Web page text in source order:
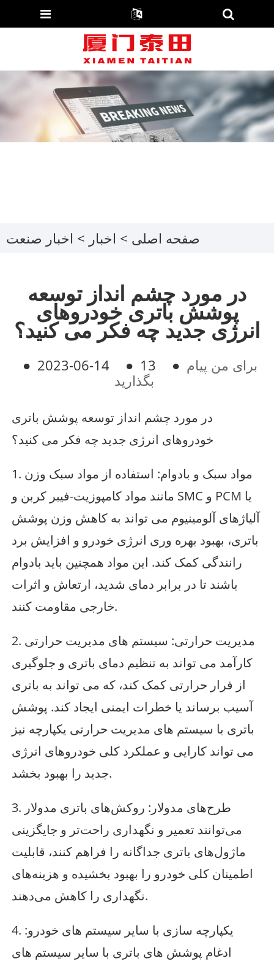
صفحه اصلی > اخبار > اخبار صنعت
در مورد چشم انداز توسعه
پوشش باتری خودروهای
انرژی جدید چه فکر می کنید؟
● 2023-06-14 ● 13 ● برای من پیام
بگذارید
در مورد چشم انداز توسعه پوشش باتری
خودروهای انرژی جدید چه فکر می کنید؟
1. مواد سبک و بادوام: استفاده از مواد سبک وزن
مانند مواد کامپوزیت-فیبر کربن و SMC و PCM یا
آلیاژهای آلومینیوم می تواند به کاهش وزن پوشش
باتری، بهبود بهره وری انرژی خودرو و افزایش برد
رانندگی کمک کند. این مواد همچنین باید بادوام
باشند تا در برابر دمای شدید، ارتعاش و اثرات
خارجی مقاومت کنند.
2. مدیریت حرارتی: سیستم های مدیریت حرارتی
کارآمد می تواند به تنظیم دمای باتری و جلوگیری
از فرار حرارتی کمک کند، که می تواند به باتری
آسیب برساند یا خطرات ایمنی ایجاد کند. پوشش
باتری با سیستم های مدیریت حرارتی یکپارچه نیز
می تواند کارایی و عملکرد کلی خودروهای انرژی
جدید را بهبود بخشد.
3. طرح‌های مدولار: روکش‌های باتری مدولار
می‌توانند تعمیر و نگهداری راحت‌تر و جایگزینی
ماژول‌های باتری جداگانه را فراهم کنند، قابلیت
اطمینان کلی خودرو را بهبود بخشیده و هزینه‌های
نگهداری را کاهش می‌دهند.
4. یکپارچه سازی با سایر سیستم های خودرو:
ادغام پوشش های باتری با سایر سیستم های